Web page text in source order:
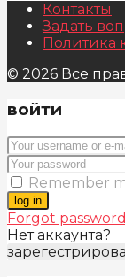
Контакты
Задать
Политика
© 2026 Все
войти
Remember
log in
Forgot
Нет аккаунта?